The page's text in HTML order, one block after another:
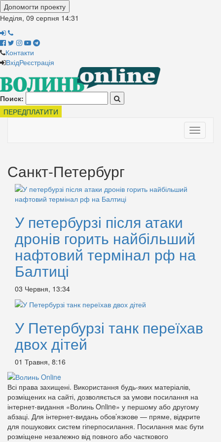
Допомогти проекту
Неділя, 09 серпня 14:31
Контакти
ВхідРеєстрація
Поиск:
ПЕРЕДПЛАТИТИ
Toggle
Санкт-Петербург
У петербурзі після атаки
дронів горить найбільший
нафтовий термінал рф на
Балтиці
03 Червня, 13:34
У Петербурзі танк переїхав
двох дітей
01 Травня, 8:16
Всі права захищені. Використання будь-яких матеріалів,
розміщених на сайті, дозволяється за умови посилання на
інтернет-видання «Волинь Online» у першому або другому
абзаці. Для інтернет-видань обов’язкове — пряме, відкрите
для пошукових систем гіперпосилання. Посилання має бути
розміщене незалежно від повного або часткового